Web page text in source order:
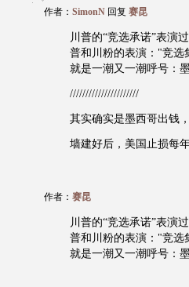
作者： SimonN 回复 赛昆
川普的“竞选承诺”表演
普和川粉的表演："竞选
就是一潮又一潮呼号：
//////////////////////
其实确实是墨西哥出钱
墙建好后，美国止损每
作者： 赛昆
川普的“竞选承诺”表演
普和川粉的表演："竞选
就是一潮又一潮呼号：